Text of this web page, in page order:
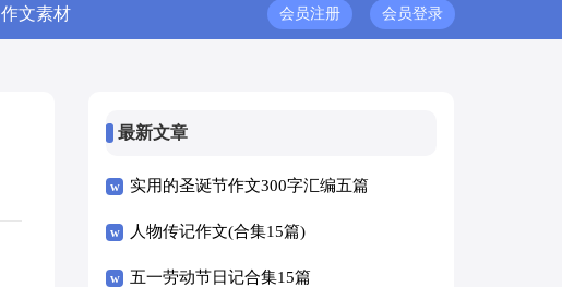
作文素材 会员登录
会员注册
最新文章
实用的圣诞节作文300字汇编五篇
人物传记作文(合集15篇)
五一劳动节日记合集15篇